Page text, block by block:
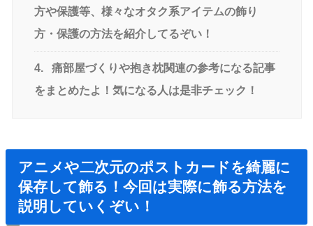
方や保護等、様々なオタク系アイテムの飾り
方・保護の方法を紹介してるぞい！
4.
痛部屋づくりや抱き枕関連の参考になる記事
をまとめたよ！気になる人は是非チェック！
アニメや二次元のポストカードを綺麗に
保存して飾る！今回は実際に飾る方法を
説明していくぞい！